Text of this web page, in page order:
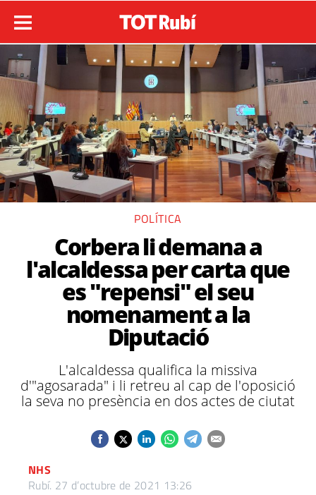
POLÍTICA
Corbera li demana a
l'alcaldessa per carta que
es "repensi" el seu
nomenament a la
Diputació
L'alcaldessa qualifica la missiva
d'"agosarada" i li retreu al cap de l'oposició
la seva no presència en dos actes de ciutat
NHS
Rubí. 27 d’octubre de 2021 13:26